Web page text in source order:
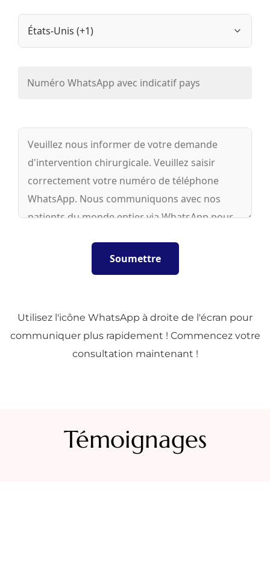
Utilisez l'icône WhatsApp à droite de l'écran pour
communiquer plus rapidement ! Commencez votre
consultation maintenant !
Témoignages